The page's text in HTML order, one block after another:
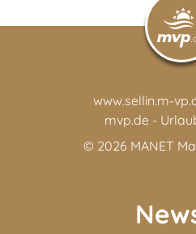
www.sellin.m-
mvp.de -
© 2026 MANET